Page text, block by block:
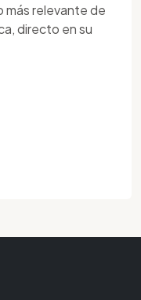
más relevante de
directo en su